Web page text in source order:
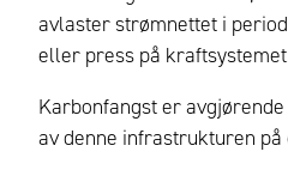
avlaster strømnettet i
eller press på
Karbonfangst er
av denne infrastrukturen